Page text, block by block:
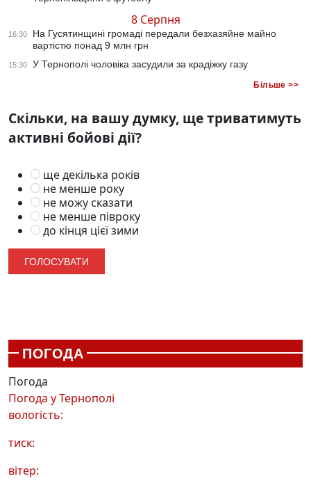
8 Серпня
16:30
На Гусятинщині громаді передали безхазяйне майно
вартістю понад 9 млн грн
15:30 У Тернополі чоловіка засудили за крадіжку газу
Більше >>
Скільки, на вашу думку, ще триватимуть
активні бойові дії?
ще декілька років
не менше року
не можу сказати
не менше півроку
до кінця цієї зими
ПОГОДА
Погода
Погода уТернополі
вологість:
тиск:
вітер: